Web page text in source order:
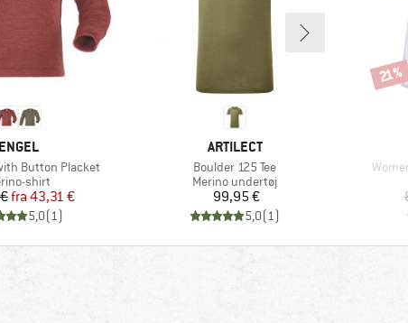
MÆRKE
ENGEL
Button Placket
shirt
Pris
Nedsat pris
fra 43,31 €
5,0(1)
MÆRKE
ARTILECT
Artikel
Boulder 125 Tee
Produktgruppe
Merino undertøj
Pris
99,95 €
5,0(1)
Artikel
Rabat
21%